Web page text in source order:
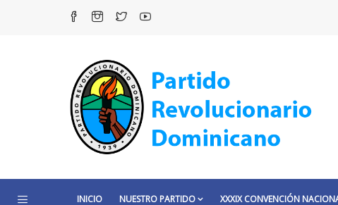
INICIO NUESTRO PARTIDO XXXIX CONVENCIÓN